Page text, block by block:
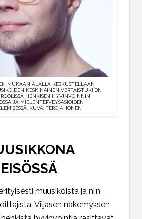
MUKAAN ALALLA KESKUSTELLAAN
KESKINÄINEN VERTAISTUKI ON
ROOLISSA HENKISEN HYVINVOINNIN
JA MIELENTERVEYSASIOIDEN
KUVA: TERO AHONEN
muusikoista ja niin
Viljasen näkemyksen